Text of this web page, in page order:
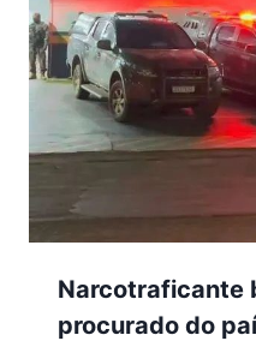
Narcotraficante
procurado do